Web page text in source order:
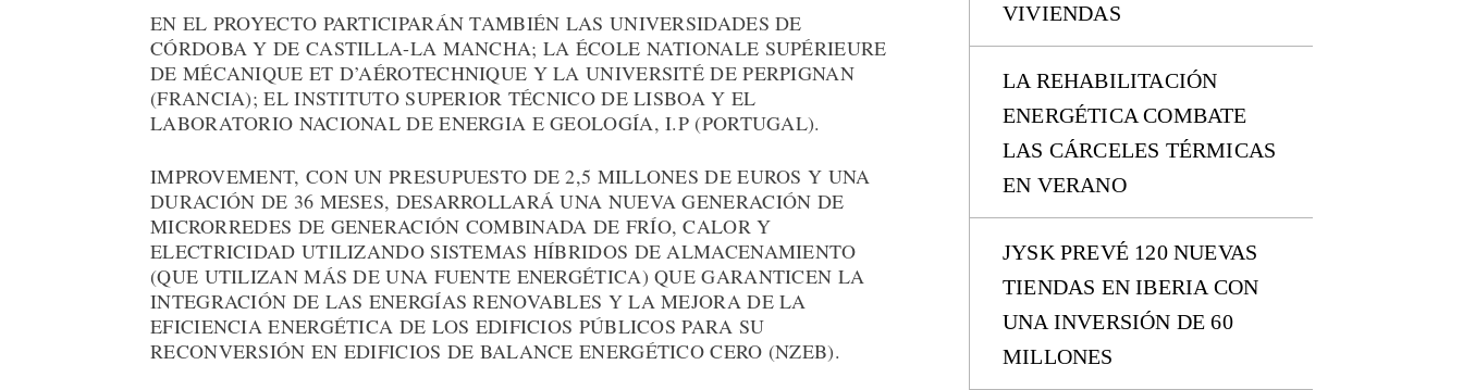
EN EL PROYECTO PARTICIPARÁN TAMBIÉN LAS UNIVERSIDADES DE
CÓRDOBA Y DE CASTILLA-LA MANCHA; LA ÉCOLE NATIONALE SUPÉRIEURE
DE MÉCANIQUE ET D’AÉROTECHNIQUE Y LA UNIVERSITÉ DE PERPIGNAN
(FRANCIA); EL INSTITUTO SUPERIOR TÉCNICO DE LISBOA Y EL
LABORATORIO NACIONAL DE ENERGIA E GEOLOGÍA, I.P (PORTUGAL).
IMPROVEMENT, CON UN PRESUPUESTO DE 2,5 MILLONES DE EUROS Y UNA
DURACIÓN DE 36 MESES, DESARROLLARÁ UNA NUEVA GENERACIÓN DE
MICRORREDES DE GENERACIÓN COMBINADA DE FRÍO, CALOR Y
ELECTRICIDAD UTILIZANDO SISTEMAS HÍBRIDOS DE ALMACENAMIENTO
(QUE UTILIZAN MÁS DE UNA FUENTE ENERGÉTICA) QUE GARANTICEN LA
INTEGRACIÓN DE LAS ENERGÍAS RENOVABLES Y LA MEJORA DE LA
EFICIENCIA ENERGÉTICA DE LOS EDIFICIOS PÚBLICOS PARA SU
RECONVERSIÓN EN EDIFICIOS DE BALANCE ENERGÉTICO CERO (NZEB).
VIVIENDAS
LA REHABILITACIÓN
ENERGÉTICA COMBATE
LAS CÁRCELES TÉRMICAS
EN VERANO
JYSK PREVÉ 120 NUEVAS
TIENDAS EN IBERIA CON
UNA INVERSIÓN DE 60
MILLONES